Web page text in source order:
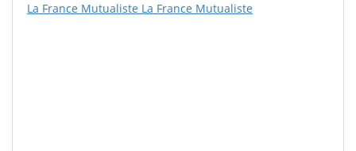
La France Mutualiste La France Mutualiste